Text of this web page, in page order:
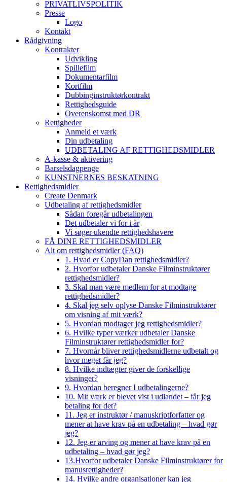
PRIVATLIVSPOLITIK
Presse
Logo
Kontakt
Rådgivning
Kontrakter
Udvikling
Spillefilm
Dokumentarfilm
Kortfilm
Dubbinginstruktørkontrakt
Rettighedsguide
Overenskomst med DR
Rettigheder
Anmeld et værk
Din udbetaling
UDBETALING AF RETTIGHEDSMIDLER
A-kasse & aktivering
Barselsdagpenge
KUNSTNERNES BESKATNING
Rettighedsmidler
Create Denmark
Udbetaling af rettighedsmidler
Sådan foregår udbetalingen
Det udbetaler vi for i år
Vi søger ukendte rettighedshavere
FÅ DINE RETTIGHEDSMIDLER
Alt om rettighedsmidler (FAQ)
1. Hvad er CopyDan rettighedsmidler?
2. Hvorfor udbetaler Danske Filminstruktører
rettighedsmidler?
3. Skal man være medlem for at modtage
rettighedsmidler?
4. Skal jeg selv oplyse Danske Filminstruktører
om visning af mit værk?
5. Hvordan modtager jeg rettighedsmidler?
6. Hvilke typer værker udbetaler Danske
Filminstruktører rettighedsmidler for?
7. Hvornår bliver rettighedsmidlerne udbetalt og
hvor meget får jeg?
8. Hvilke indtægter giver de forskellige
visninger?
9. Hvordan beregner I udbetalingerne?
10. Mit værk er blevet vist i udlandet – får jeg
betaling for det?
11. Jeg er instruktør / manuskriptforfatter og
mener at have krav på en udbetaling – hvad gør
jeg?
12. Jeg er arving og mener at have krav på en
udbetaling – hvad gør jeg?
13.Hvorfor udbetaler Danske Filminstruktører for
manusrettigheder?
14. Hvilke andre organisationer kan jeg